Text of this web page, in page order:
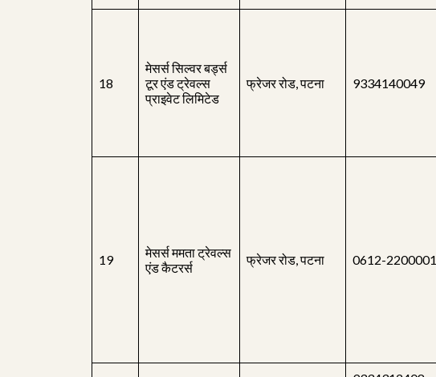
18
मेसर्स सिल्वर बर्ड्स
टूर एंड ट्रेवल्स
प्राइवेट लिमिटेड
फ्रेजर रोड, पटना 9334140049
19
मेसर्स ममता ट्रेवल्स
एंड कैटरर्स
फ्रेजर रोड, पटना 0612-2200001